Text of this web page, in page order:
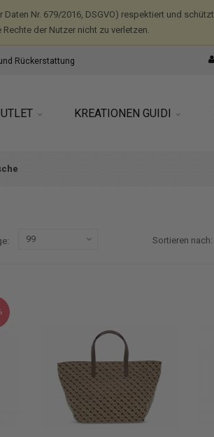
Nr. 679/2016, DSGVO) respektiert und schützt
der Nutzer nicht zu verletzen.
Rückerstattung
KREATIONEN GUIDI
Sortieren nach